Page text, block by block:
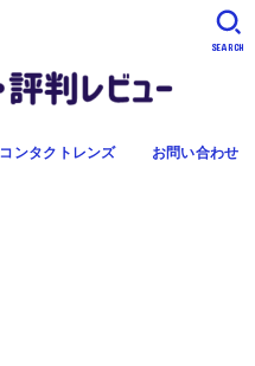
コンタクトレンズ お問い合わせ
SEARCH